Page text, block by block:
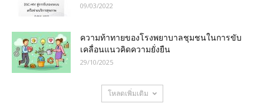
09/03/2022
ความท้าทายของโรงพยาบาลชุมชนในการขับ
เคลื่อนแนวคิดความยั่งยืน
29/10/2025
โหลดเพิ่มเติม